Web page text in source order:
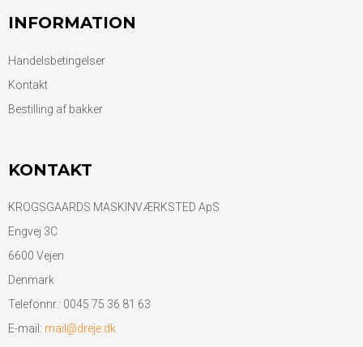
INFORMATION
Handelsbetingelser
Kontakt
Bestilling af bakker
KONTAKT
KROGSGAARDS MASKINVÆRKSTED ApS
Engvej 3C
6600 Vejen
Denmark
Telefonnr.: 0045 75 36 81 63
E-mail : mail@dreje.dk